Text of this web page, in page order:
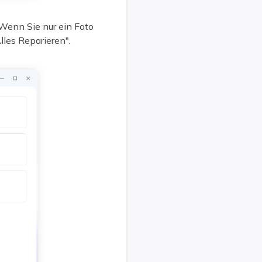
Sie nur ein Foto
Reparieren".